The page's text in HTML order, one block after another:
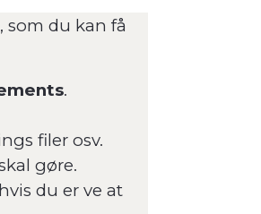
som du kan få
.
filer osv.
gøre.
du er ve at